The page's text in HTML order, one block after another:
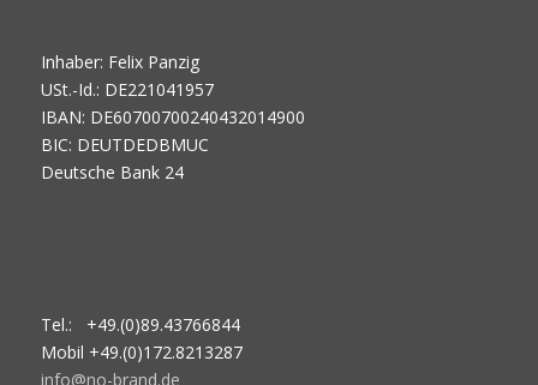
Inhaber: Felix Panzig
USt.-Id.: DE221041957
IBAN: DE60700700240432014900
BIC: DEUTDEDBMUC
Deutsche Bank 24
Tel.: +49.(0)89.43766844
Mobil +49.(0)172.8213287
info@no-brand.de